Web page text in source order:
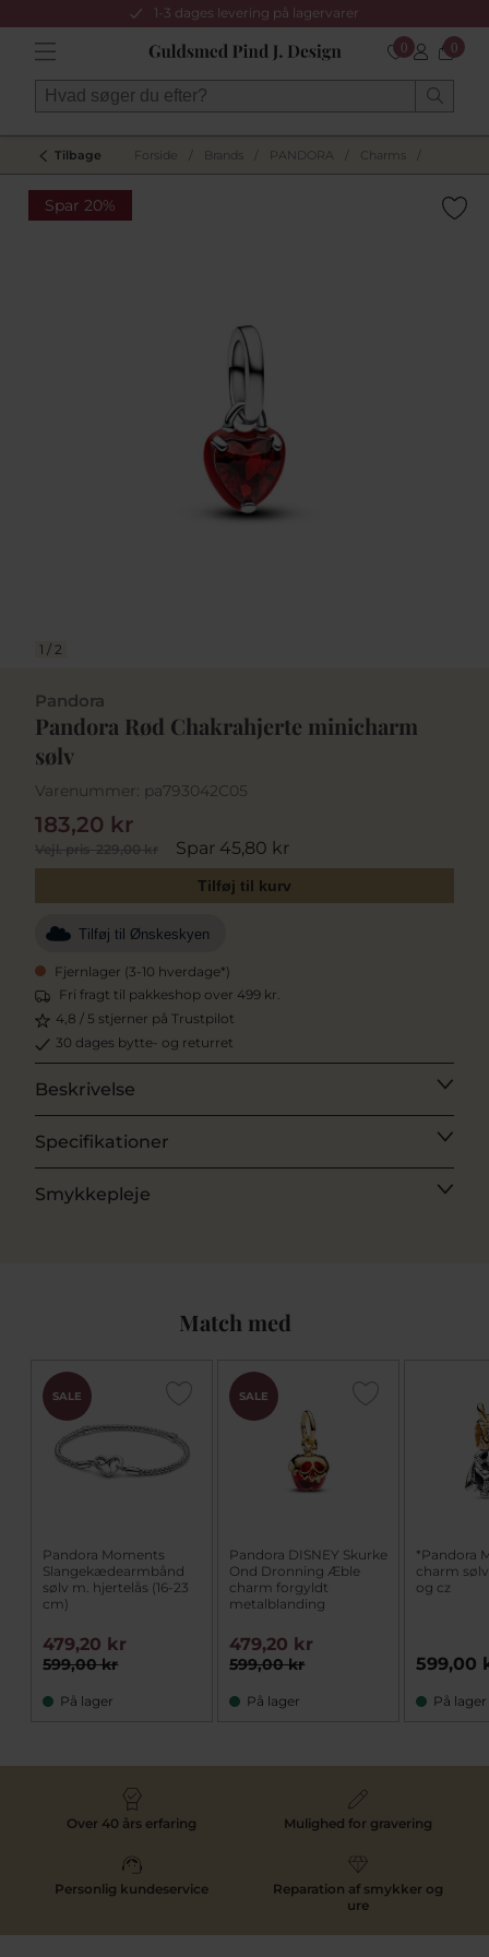
1-3 dages levering på lagervarer
0 0
Tilbage Forside Brands PANDORA Charms
Spar 20%
1 / 2
Pandora
Pandora Rød Chakrahjerte minicharm
sølv
Varenummer: pa793042C05
Vejl. pris229,00 kr Spar 45,80 kr
183,20 kr
Tilføj til kurv
Tilføj til Ønskeskyen
Fjernlager (3-10 hverdage*)
Fri fragt til pakkeshop over 499 kr.
4,8 / 5 stjerner på Trustpilot
30 dages bytte- og returret
Beskrivelse
Specifikationer
Smykkepleje
Match med
SALE
Pandora Moments
Slangekædearmbånd
sølv m. hjertelås (16-23
cm)
599,00 kr
479,20 kr
På lager
SALE
Pandora DISNEY Skurke
Ond Dronning Æble
charm forgyldt
metalblanding
599,00 kr
479,20 kr
På lager
*Pandora
charm
og cz
599,00
På lager
Over 40 års erfaring Mulighed for gravering
Personlig kundeservice
Reparation af smykker og
ure